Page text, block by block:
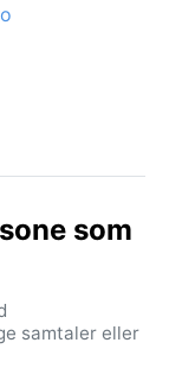
som
samtaler eller